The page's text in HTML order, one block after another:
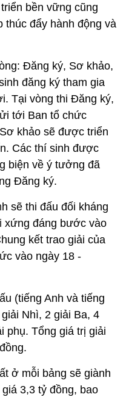
bền vững cũng
thúc đẩy hành động và
Đăng ký, Sơ khảo,
đăng ký tham gia
Tại vòng thi Đăng ký,
tới Ban tổ chức
khảo sẽ được triển
Các thí sinh được
biện về ý tưởng đã
Đăng ký.
sẽ thi đấu đối kháng
xứng đáng bước vào
kết trao giải của
vào ngày 18 -
(tiếng Anh và tiếng
Nhì, 2 giải Ba, 4
phụ. Tổng giá trị giải
ở mỗi bảng sẽ giành
3,3 tỷ đồng, bao